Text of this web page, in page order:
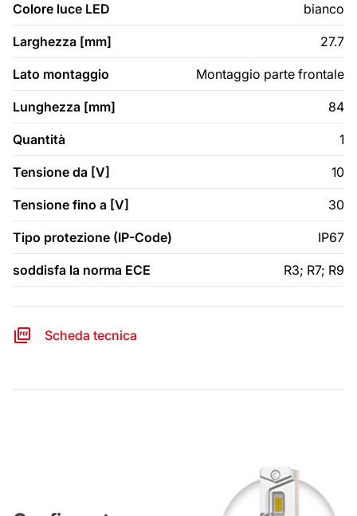
Colore luce LED bianco
Larghezza [mm] 27.7
Lato montaggio Montaggio parte frontale
Lunghezza [mm] 84
Quantità 1
Tensione da [V] 10
Tensione fino a [V] 30
Tipo protezione (IP-Code) IP67
soddisfa la norma ECE R3; R7; R9
Scheda tecnica